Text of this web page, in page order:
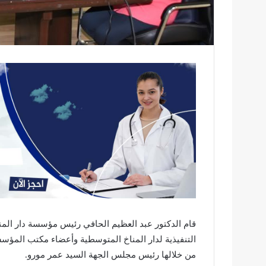
التنفيذية لدار المناخ المتوسطية وأعضاء مكتب
من خلالها رئيس مجلس الجهة السيد عمر مورو.